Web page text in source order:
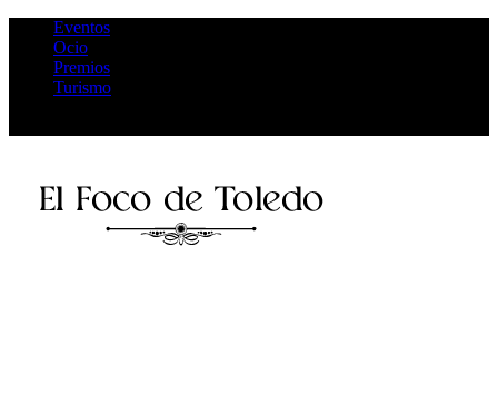
Eventos
Ocio
Premios
Turismo